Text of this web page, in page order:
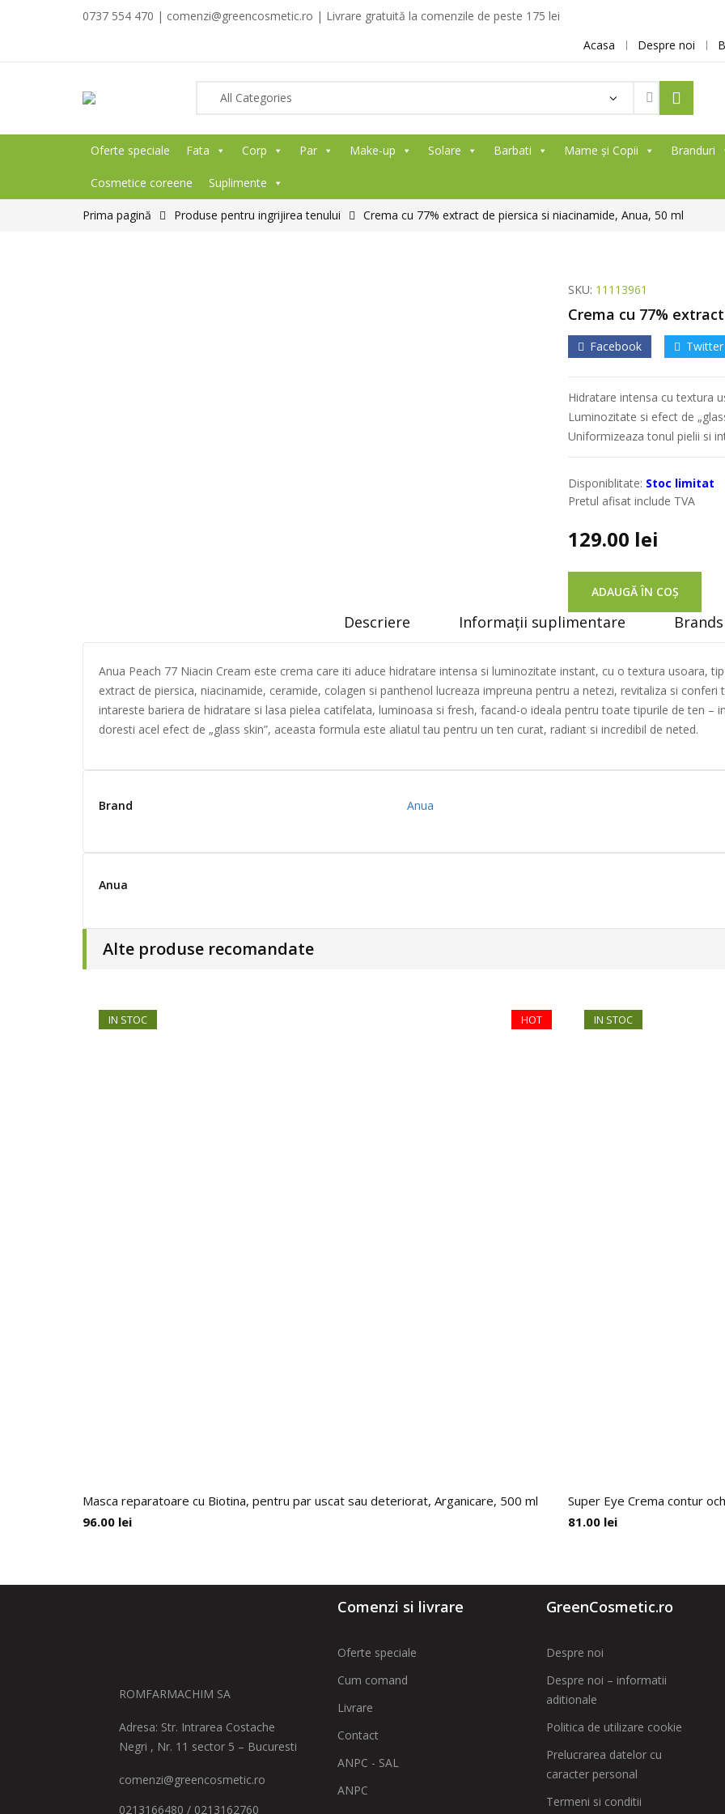
0737 554 470 | comenzi@greencosmetic.ro | Livrare gratuită la comenzile de peste 175 lei
Acasa
Despre noi
Oferte speciale Fata Corp Par Make-up Solare Barbati Mame și Copii Branduri
Cosmetice coreene Suplimente
Prima pagină Produse pentru ingrijirea tenului Crema cu 77% extract de piersica si niacinamide, Anua, 50 ml
SKU: 11113961
Crema cu 77%
Facebook Twitter
Hidratare intensa cu textura
Luminozitate si efect de
Uniformizeaza tonul pielii si
Disponiblitate: Stoc limitat
Pretul afisat include TVA
129.00 lei
ADAUGĂ ÎN COȘ
Descriere Informații suplimentare
Anua Peach 77 Niacin Cream este crema care iti aduce hidratare intensa si luminozitate instant, cu o textura usoara,
extract de piersica, niacinamide, ceramide, colagen si panthenol lucreaza impreuna pentru a netezi, revitaliza si
intareste bariera de hidratare si lasa pielea catifelata, luminoasa si fresh, facand-o ideala pentru toate tipurile de ten –
doresti acel efect de „glass skin”, aceasta formula este aliatul tau pentru un ten curat, radiant si incredibil de neted.
Brand Anua
Anua
Alte produse recomandate
HOT
IN STOC
Masca reparatoare cu Biotina, pentru par uscat sau deteriorat, Arganicare, 500 ml
96.00 lei
IN STOC
Super Eye Crema contur
81.00 lei
ROMFARMACHIM SA
Adresa: Str. Intrarea Costache
Negri , Nr. 11 sector 5 – Bucuresti
comenzi@greencosmetic.ro
0213166480 / 0213162760
Comenzi si livrare
Oferte speciale
Cum comand
Livrare
Contact
ANPC - SAL
ANPC
GreenCosmetic.ro
Despre noi
Despre noi – informatii
aditionale
Politica de utilizare cookie
Prelucrarea datelor cu
caracter personal
Termeni si conditii